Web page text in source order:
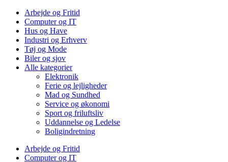
Arbejde og Fritid
Computer og IT
Hus og Have
Industri og Erhverv
Tøj og Mode
Biler og sjov
Alle kategorier
Elektronik
Ferie og lejligheder
Mad og Sundhed
Service og økonomi
Sport og friluftsliv
Uddannelse og Ledelse
Boligindretning
Arbejde og Fritid
Computer og IT